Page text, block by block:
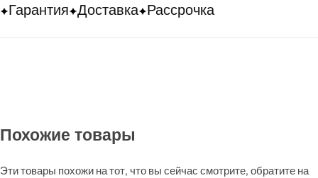
Гарантия Доставка Рассрочка
Похожие товары
Эти товары похожи на тот, что вы сейчас смотрите, обратите на